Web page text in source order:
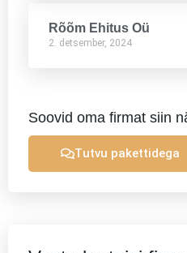
Rõõm Ehitus Oü
2. detsember, 2024
Soovid oma firmat siin
Tutvu pakettidega